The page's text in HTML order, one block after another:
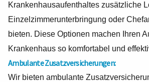
Krankenhausaufenthaltes zusätzliche
Einzelzimmerunterbringung oder
bieten. Diese Optionen machen Ihren
Krankenhaus so komfortabel und
Ambulante Zusatzversicherungen:
Wir bieten ambulante